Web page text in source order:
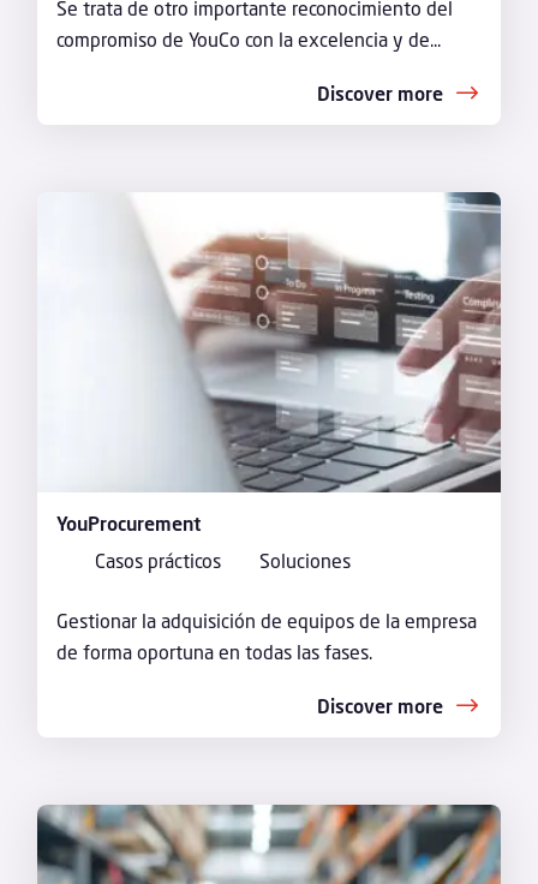
Se trata de otro importante reconocimiento del
compromiso de YouCo con la excelencia y de...
Discover more
YouProcurement
Casos prácticos
Soluciones
Gestionar la adquisición de equipos de la empresa
de forma oportuna en todas las fases.
Discover more